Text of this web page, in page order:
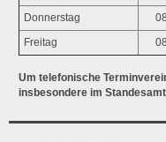
Donnerstag
Freitag
Um telefonische
insbesondere im